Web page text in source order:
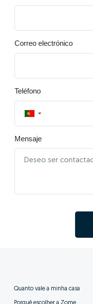
Correo electrónico
Teléfono
▼
Mensaje
Quanto vale a minha casa